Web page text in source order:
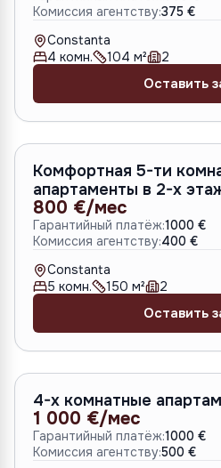
Комиссия агентству:375 €
Constanta
4 комн. 104 м² 2
Оставить
Комфортная 5-ти
апартаменты в 2-х
Констанце
800 €/мес
Гарантийный платёж:1000 €
Комиссия агентству:400 €
Constanta
5 комн. 150 м² 2
Оставить
4-х комнатные
1 000 €/мес
Гарантийный платёж:1000 €
Комиссия агентству:500 €